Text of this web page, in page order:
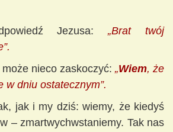
Jezusa:„Brat twój
nieco zaskoczyć: „Wiem, że
w dniu ostatecznym”.
jak i my dziś: wiemy, że kiedyś
– zmartwychwstaniemy. Tak nas